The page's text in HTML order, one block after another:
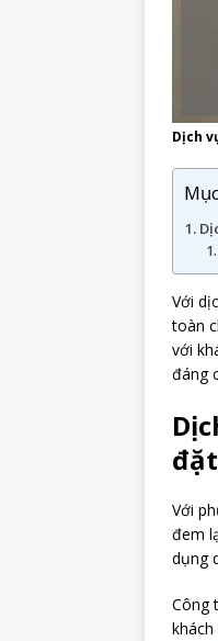
Dịch
Với
toàn
với
đáng
Với
đem
dụng
Công